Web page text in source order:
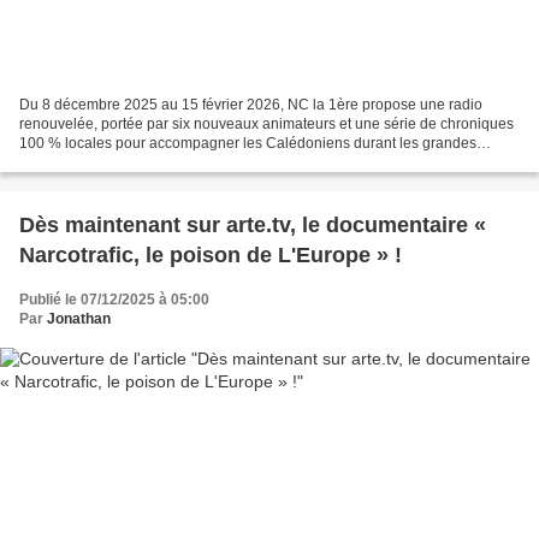
Du 8 décembre 2025 au 15 février 2026, NC la 1ère propose une radio
renouvelée, portée par six nouveaux animateurs et une série de chroniques
100 % locales pour accompagner les Calédoniens durant les grandes
Dès maintenant sur arte.tv, le documentaire «
Narcotrafic, le poison de L'Europe » !
Publié le 07/12/2025 à 05:00
Par Jonathan